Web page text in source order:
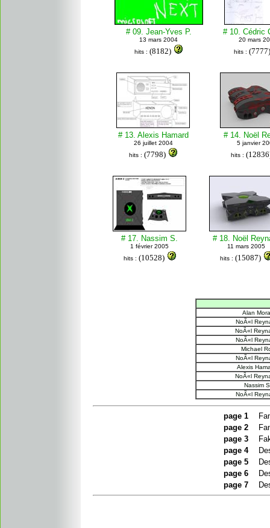
# 09. Jean-Yves P.
13 mars 2004
hits : (8182)
# 10. Cédric
20 mars
hits :
# 13. Alexis Hamard
26 juillet 2004
hits : (7798)
# 14. Noël
5 janvier
hits :
# 17. Nassim S.
1 février 2005
hits : (10528)
# 18. Noël
11 mars 2005
hits : (15087)
Alan
NoÃ«l
NoÃ«l
NoÃ«l
Michael
NoÃ«l
Alexis
NoÃ«l
Nassim
NoÃ«l
page 1
page 2
page 3
page 4
page 5
page 6
page 7